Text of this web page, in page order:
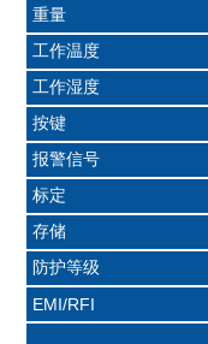
重量
工作温度
工作湿度
按键
报警信号
标定
存储
防护等级
EMI/RFI